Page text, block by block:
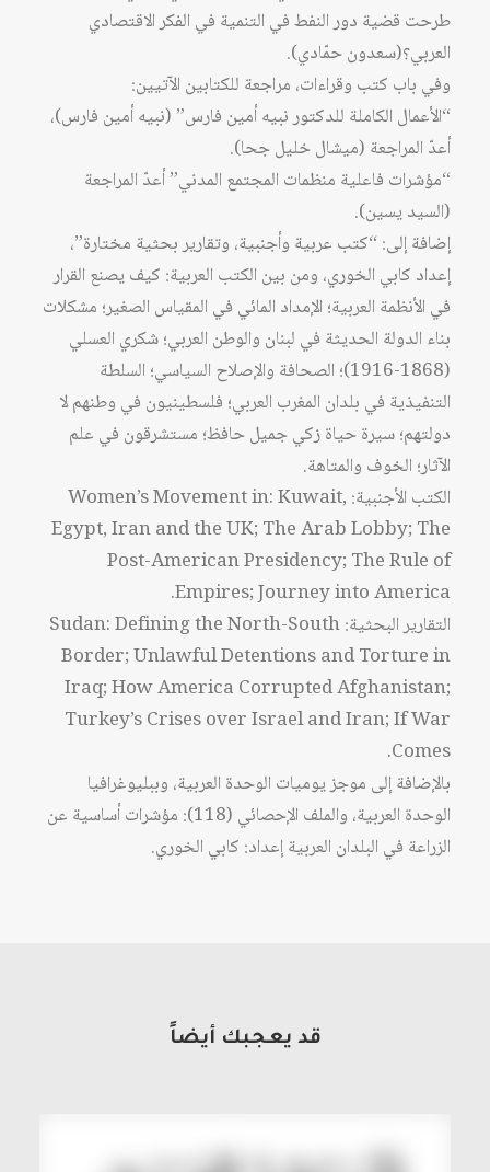
طرحت قضية دور النفط في التنمية في الفكر الاقتصادي
العربي؟(سعدون حمّادي).
وفي باب كتب وقراءات، مراجعة للكتابين الآتيين:
“الأعمال الكاملة للدكتور نبيه أمين فارس” (نبيه أمين فارس)،
أعدّ المراجعة (ميشال خليل جحا).
“مؤشرات فاعلية منظمات المجتمع المدني” أعدّ المراجعة
(السيد يسين).
إضافة إلى: “كتب عربية وأجنبية، وتقارير بحثية مختارة”،
إعداد كابي الخوري، ومن بين الكتب العربية: كيف يصنع القرار
في الأنظمة العربية؛ الإمداد المائي في المقياس الصغير؛ مشكلات
بناء الدولة الحديثة في لبنان والوطن العربي؛ شكري العسلي
(1868-1916)؛ الصحافة والإصلاح السياسي؛ السلطة
التنفيذية في بلدان المغرب العربي؛ فلسطينيون في وطنهم لا
دولتهم؛ سيرة حياة زكي جميل حافظ؛ مستشرقون في علم
الآثار؛ الخوف والمتاهة.
الكتب الأجنبية: Women’s Movement in: Kuwait,
Egypt, Iran and the UK; The Arab Lobby; The
Post-American Presidency; The Rule of
Empires; Journey into America.
التقارير البحثية: Sudan: Defining the North-South
Border; Unlawful Detentions and Torture in
Iraq; How America Corrupted Afghanistan;
Turkey’s Crises over Israel and Iran; If War
Comes.
بالإضافة إلى موجز يوميات الوحدة العربية، وببليوغرافيا
الوحدة العربية، والملف الإحصائي (118): مؤشرات أساسية عن
الزراعة في البلدان العربية إعداد: كابي الخوري.
قد يعجبك أيضاً